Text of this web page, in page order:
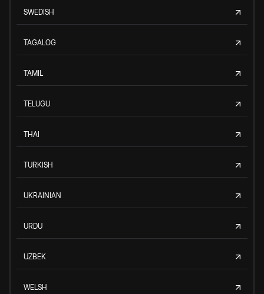
SWEDISH
TAGALOG
TAMIL
TELUGU
THAI
TURKISH
UKRAINIAN
URDU
UZBEK
WELSH